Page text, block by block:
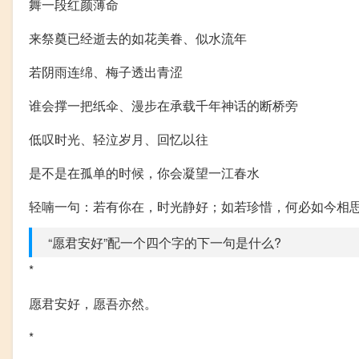
舞一段红颜薄命
来祭奠已经逝去的如花美眷、似水流年
若阴雨连绵、梅子透出青涩
谁会撑一把纸伞、漫步在承载千年神话的断桥旁
低叹时光、轻泣岁月、回忆以往
是不是在孤单的时候，你会凝望一江春水
轻喃一句：若有你在，时光静好；如若珍惜，何必如今相
“愿君安好”配一个四个字的下一句是什么?
*
愿君安好，愿吾亦然。
*